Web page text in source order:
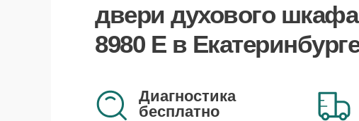
двери духового
8980 E в Екатеринбурге
Диагностика
бесплатно